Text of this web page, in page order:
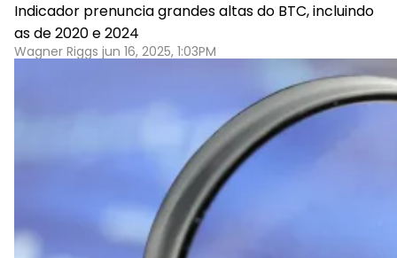
Indicador prenuncia grandes altas do BTC, incluindo
as de 2020 e 2024
Wagner Riggs jun 16, 2025, 1:03PM